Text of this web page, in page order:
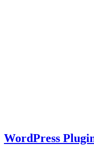
WordPress